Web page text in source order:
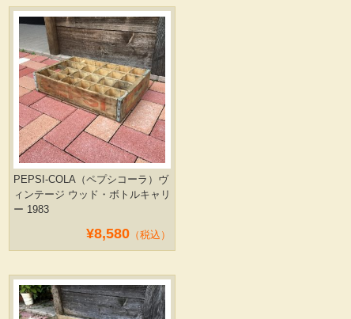
PEPSI-COLA（ペプシコーラ）ヴ
ィンテージ ウッド・ボトルキャリ
ー 1983
¥8,580 （税込）